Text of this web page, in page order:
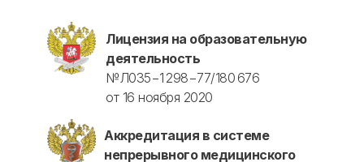
Лицензия на образовательную
деятельность
№Л035−1 298−77/180 676
от 16 ноября 2020
Аккредитация в системе
непрерывного медицинского